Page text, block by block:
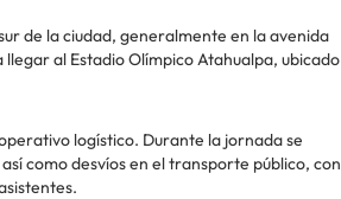
de la ciudad, generalmente en la avenida
al Estadio Olímpico Atahualpa, ubicado
logístico. Durante la jornada se
como desvíos en el transporte público, con